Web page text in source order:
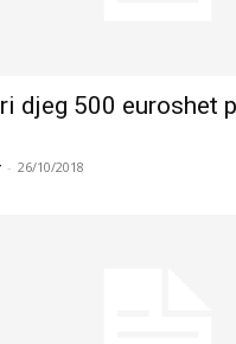
djeg 500 euroshet
- 26/10/2018